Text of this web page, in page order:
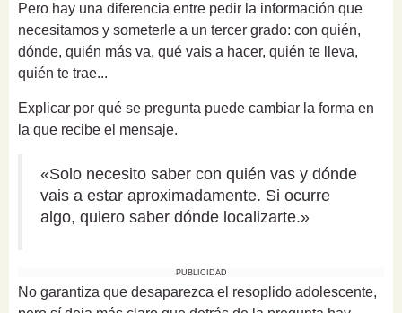
Pero hay una diferencia entre pedir la información que
necesitamos y someterle a un tercer grado: con quién,
dónde, quién más va, qué vais a hacer, quién te lleva,
quién te trae...
Explicar por qué se pregunta puede cambiar la forma en
la que recibe el mensaje.
«Solo necesito saber con quién vas y dónde
vais a estar aproximadamente. Si ocurre
algo, quiero saber dónde localizarte.»
PUBLICIDAD
No garantiza que desaparezca el resoplido adolescente,